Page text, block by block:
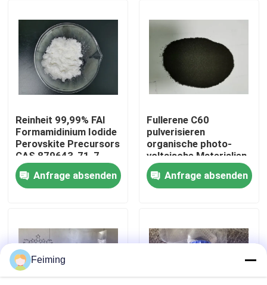
Über uns
Fabrik-Ausflug
Qualitätskontrolle
Treten Sie mit uns in Verbindung
Polyimide-Monomere
Beschichtendes Gummimaterial
Reinheit 99,99% FAI
Formamidinium Iodide
Perovskite Precursors
CAS 879643-71-7
Anfrage absenden
Fullerene C60
pulverisieren
organische photo-
voltaische Materialien
CAS 99685-96-8
Anfrage absenden
Feiming